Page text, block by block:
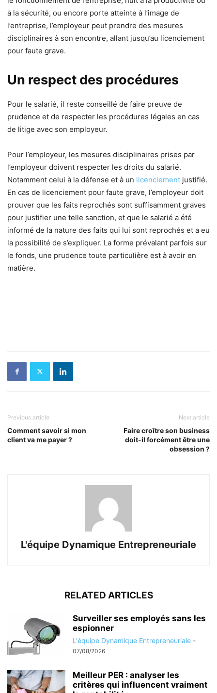
à la sécurité, ou encore porte atteinte à l’image de
l’entreprise, l’employeur peut prendre des mesures
disciplinaires à son encontre, allant jusqu’au licenciement
pour faute grave.
Un respect des procédures
Pour le salarié, il reste conseillé de faire preuve de
prudence et de respecter les procédures légales en cas
de litige avec son employeur.
Pour l’employeur, les mesures disciplinaires prises par
l’employeur doivent respecter les droits du salarié.
Notamment celui à la défense et à un licenciement justifié.
En cas de licenciement pour faute grave, l’employeur doit
prouver que les faits reprochés sont suffisamment graves
pour justifier une telle sanction, et que le salarié a été
informé de la nature des faits qui lui sont reprochés et a eu
la possibilité de s’expliquer. La forme prévalant parfois sur
le fonds, une prudence toute particulière est à avoir en
matière.
Previous article
Comment savoir si mon
client va me payer ?
Next article
Faire croître son business
doit-il forcément être une
obsession ?
L'équipe Dynamique Entrepreneuriale
RELATED ARTICLES
Surveiller ses employés sans les
espionner
L'équipe Dynamique Entrepreneuriale -
07/08/2026
Meilleur PER : analyser les
critères qui influencent vraiment